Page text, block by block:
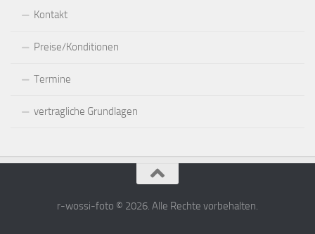
Kontakt
Preise/Konditionen
Termine
vertragliche Grundlagen
r-wossi-foto © 2026. Alle Rechte vorbehalten.